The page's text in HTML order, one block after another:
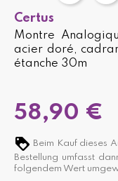
Certus
Montre
acier doré,
étanche 30m
58,90 €
Beim Kauf dieses
Bestellung umfasst
folgendem Wert